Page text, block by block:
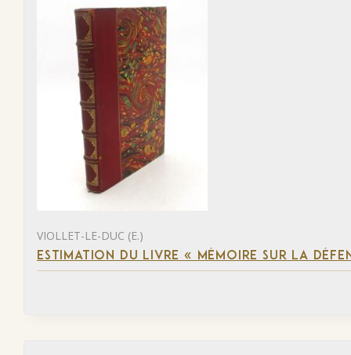
VIOLLET-LE-DUC (E.)
ESTIMATION DU LIVRE « MÉMOIRE SUR LA